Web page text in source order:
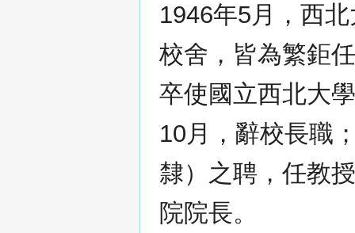
1946年5月，西
校舍，皆為繁鉅
卒使國立西北大
10月，辭校長職
隸）之聘，任教
院院長。